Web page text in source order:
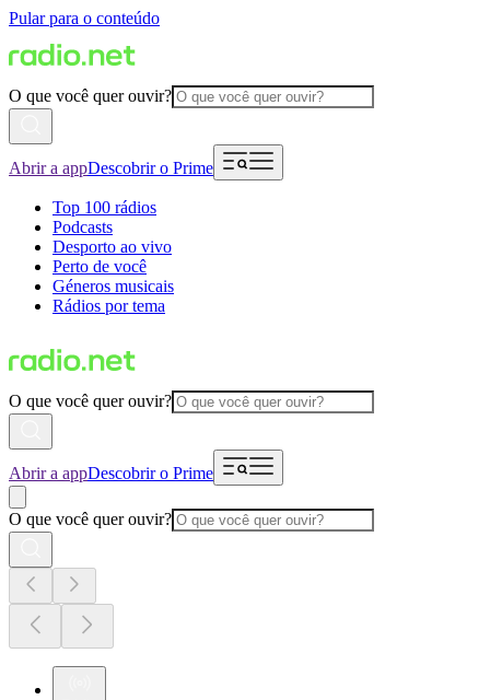
Pular para o conteúdo
O que você quer ouvir?
Abrir a appDescobrir o Prime
Top 100 rádios
Podcasts
Desporto ao vivo
Perto de você
Géneros musicais
Rádios por tema
O que você quer ouvir?
Abrir a appDescobrir o Prime
O que você quer ouvir?